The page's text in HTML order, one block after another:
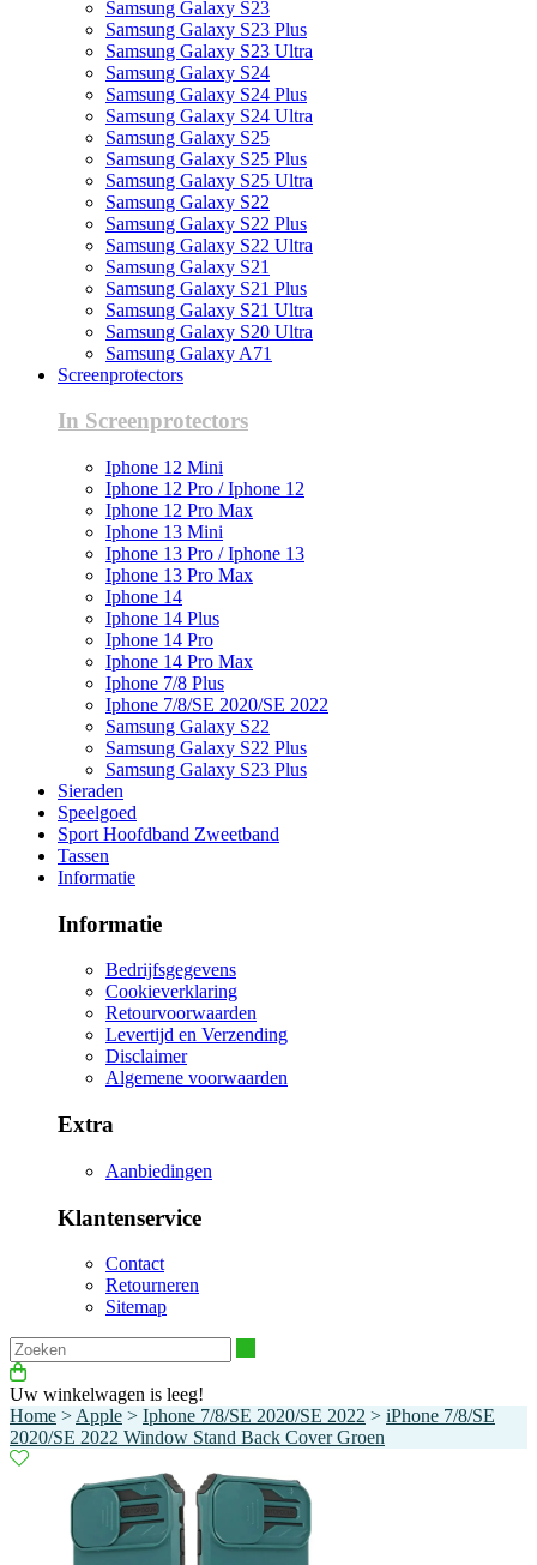
Samsung Galaxy S23
Samsung Galaxy S23 Plus
Samsung Galaxy S23 Ultra
Samsung Galaxy S24
Samsung Galaxy S24 Plus
Samsung Galaxy S24 Ultra
Samsung Galaxy S25
Samsung Galaxy S25 Plus
Samsung Galaxy S25 Ultra
Samsung Galaxy S22
Samsung Galaxy S22 Plus
Samsung Galaxy S22 Ultra
Samsung Galaxy S21
Samsung Galaxy S21 Plus
Samsung Galaxy S21 Ultra
Samsung Galaxy S20 Ultra
Samsung Galaxy A71
Screenprotectors
In Screenprotectors
Iphone 12 Mini
Iphone 12 Pro / Iphone 12
Iphone 12 Pro Max
Iphone 13 Mini
Iphone 13 Pro / Iphone 13
Iphone 13 Pro Max
Iphone 14
Iphone 14 Plus
Iphone 14 Pro
Iphone 14 Pro Max
Iphone 7/8 Plus
Iphone 7/8/SE 2020/SE 2022
Samsung Galaxy S22
Samsung Galaxy S22 Plus
Samsung Galaxy S23 Plus
Sieraden
Speelgoed
Sport Hoofdband Zweetband
Tassen
Informatie
Informatie
Bedrijfsgegevens
Cookieverklaring
Retourvoorwaarden
Levertijd en Verzending
Disclaimer
Algemene voorwaarden
Extra
Aanbiedingen
Klantenservice
Contact
Retourneren
Sitemap
Uw winkelwagen is leeg!
Home > Apple > Iphone 7/8/SE 2020/SE 2022 > iPhone 7/8/SE
2020/SE 2022 Window Stand Back Cover Groen